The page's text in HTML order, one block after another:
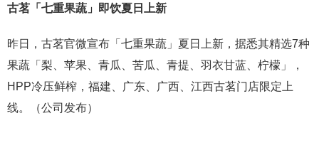
古茗 「七重果蔬」即饮夏日上新
昨日，古茗官微宣布「七重果蔬」夏日上新，据悉其精选7种
果蔬「梨、苹果、青瓜、苦瓜、青提、羽衣甘蓝、柠檬」，
HPP冷压鲜榨，福建、广东、广西、江西古茗门店限定上
线。（公司发布）